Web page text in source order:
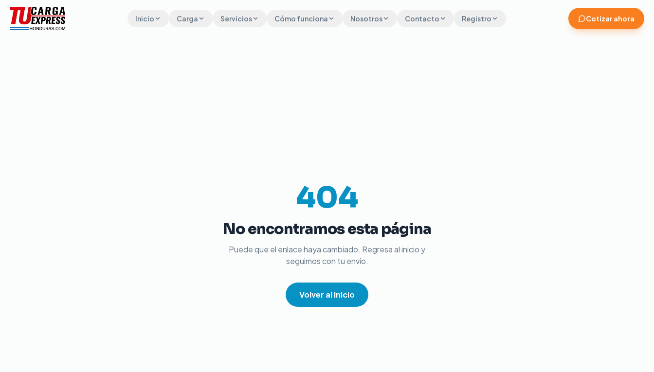
Inicio Carga Servicios Cómo funciona Nosotros Contacto Registro Cotizar ahora
404
No encontramos esta página
Puede que el enlace haya cambiado. Regresa al inicio y
seguimos con tu envío.
Volver al inicio